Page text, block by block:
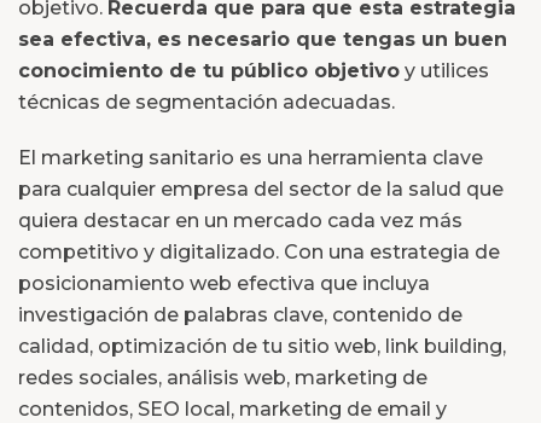
objetivo. Recuerda que para que esta estrategia
sea efectiva, es necesario que tengas un buen
conocimiento de tu público objetivo y utilices
técnicas de segmentación adecuadas.
El marketing sanitario es una herramienta clave
para cualquier empresa del sector de la salud que
quiera destacar en un mercado cada vez más
competitivo y digitalizado. Con una estrategia de
posicionamiento web efectiva que incluya
investigación de palabras clave, contenido de
calidad, optimización de tu sitio web, link building,
redes sociales, análisis web, marketing de
contenidos, SEO local, marketing de email y